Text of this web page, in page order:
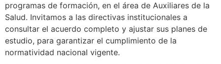
programas de formación, en el área de Auxiliares de la
Salud. Invitamos a las directivas institucionales a
consultar el acuerdo completo y ajustar sus planes de
estudio, para garantizar el cumplimiento de la
normatividad nacional vigente.